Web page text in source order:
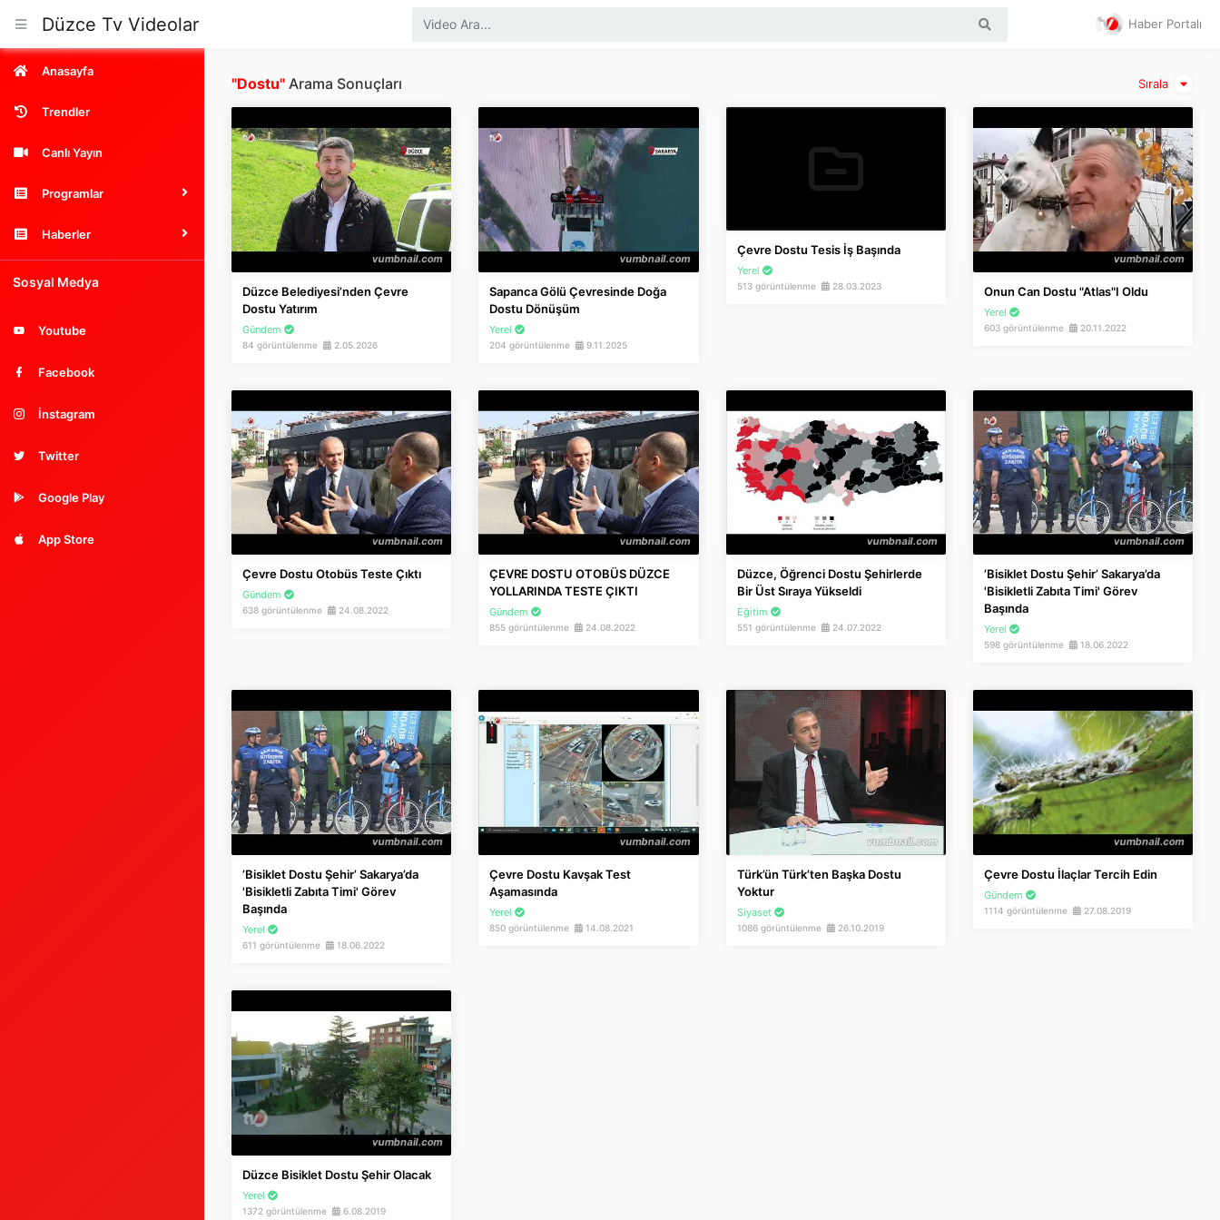
Düzce Tv Videolar Haber Portalı
Anasayfa
Trendler
Canlı Yayın
Programlar
Haberler
Sosyal Medya
Youtube
Facebook
İnstagram
Twitter
Google Play
App Store
Sırala
"Dostu" Arama Sonuçları
Düzce Belediyesi’nden Çevre
Dostu Yatırım
Gündem
84 görüntülenme 2.05.2026
Sapanca Gölü Çevresinde Doğa
Dostu Dönüşüm
Yerel
204 görüntülenme 9.11.2025
Çevre Dostu Tesis İş Başında
Yerel
513 görüntülenme 28.03.2023 Onun Can Dostu "Atlas"ı Oldu
Yerel
603 görüntülenme 20.11.2022
Çevre Dostu Otobüs Teste Çıktı
Gündem
638 görüntülenme 24.08.2022
ÇEVRE DOSTU OTOBÜS DÜZCE
YOLLARINDA TESTE ÇIKTI
Gündem
855 görüntülenme 24.08.2022
Düzce, Öğrenci Dostu Şehirlerde
Bir Üst Sıraya Yükseldi
Eğitim
551 görüntülenme 24.07.2022
’Bisiklet Dostu Şehir’ Sakarya’da
'Bisikletli Zabıta Timi' Görev
Başında
Yerel
598 görüntülenme 18.06.2022
’Bisiklet Dostu Şehir’ Sakarya’da
'Bisikletli Zabıta Timi' Görev
Başında
Yerel
611 görüntülenme 18.06.2022
Çevre Dostu Kavşak Test
Aşamasında
Yerel
850 görüntülenme 14.08.2021
Türk’ün Türk’ten Başka Dostu
Yoktur
Siyaset
1086 görüntülenme 26.10.2019
Çevre Dostu İlaçlar Tercih Edin
Gündem
1114 görüntülenme 27.08.2019
Düzce Bisiklet Dostu Şehir Olacak
Yerel
1372 görüntülenme 6.08.2019